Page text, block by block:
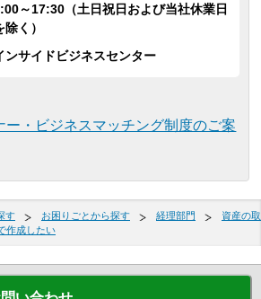
～17:30（土日祝日および当社休業日
除く）
ンサイドビジネスセンター
ー・ビジネスマッチング制度のご案
す お困りごとから探す 経理部門
資産の取
作成したい